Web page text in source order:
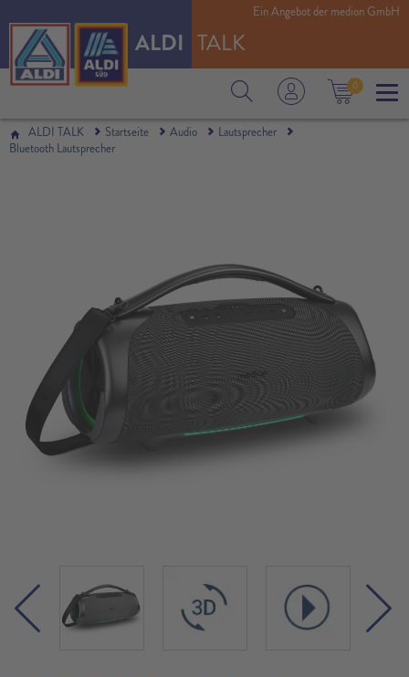
ALDI TALK
0
Ein Angebot der medion GmbH
ALDI TALK Startseite Audio
Lautsprecher
Bluetooth Lautsprecher
robustes & mobiles Design, 2 x 25 W + 50 W RMS